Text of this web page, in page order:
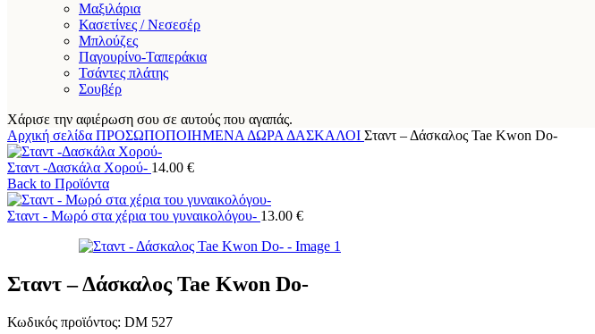
Μαξιλάρια
Κασετίνες / Νεσεσέρ
Μπλούζες
Παγουρίνο-Ταπεράκια
Τσάντες πλάτης
Σουβέρ
Χάρισε την αφιέρωση σου σε αυτούς που αγαπάς.
Αρχική σελίδα ΠΡΟΣΩΠΟΠΟΙΗΜΕΝΑ ΔΩΡΑ ΔΑΣΚΑΛΟΙ Σταντ – Δάσκαλος Tae Kwon Do-
Σταντ -Δασκάλα Χορού- 14.00 €
Back to Προϊόντα
Σταντ - Μωρό στα χέρια του γυναικολόγου- 13.00 €
Σταντ – Δάσκαλος Tae Kwon Do-
Κωδικός προϊόντος: DM 527